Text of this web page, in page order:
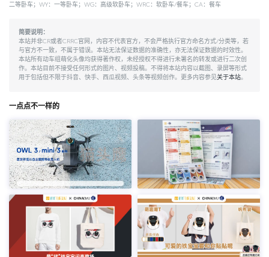
二等卧车；WY：一等卧车；WG：高级软卧车；WRC：软卧车/餐车；CA：餐车
简要说明：
本站并非CR或者CRRC官网，内容不代表官方，不会严格执行官方命名方式/分类等，若
与官方不一致，不属于错误。本站无法保证数据的准确性，亦无法保证数据的时效性。
本站所有动车组萌化头像均获得著作权，未经授权不得进行未署名的转发或进行二次创
作。本站目前不接受任何形式的图片、视频投稿。不得将本站内容以截图、录屏等形式
用于包括但不限于抖音、快手、西瓜视频、头条等视频创作。更多内容参见关于本站。
一点点不一样的